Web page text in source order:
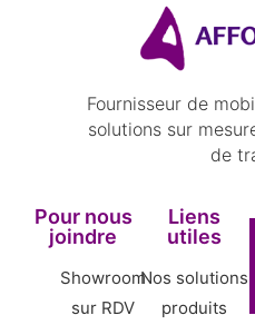
Fournisseur de
solutions sur
de
Pour nous
joindre
Showroom
sur RDV
Liens
utiles
Nos solutions
produits